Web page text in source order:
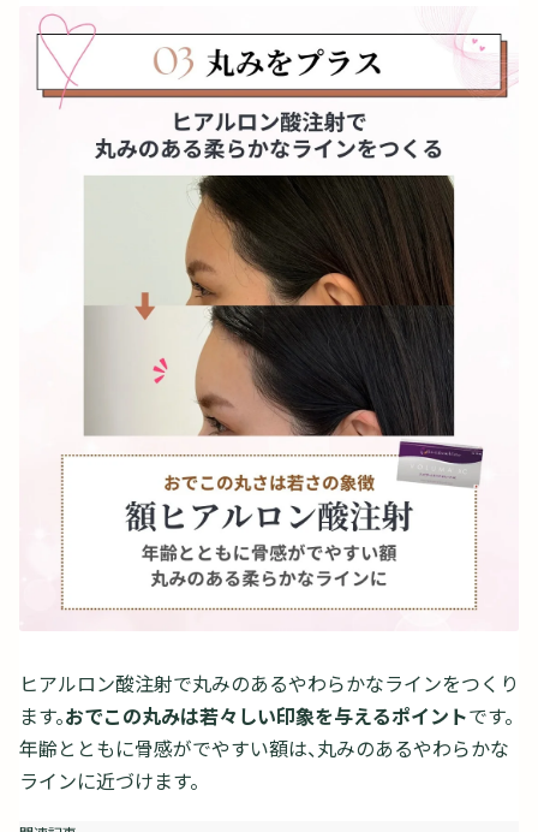
ヒアルロン酸注射で丸みのあるやわらかなラインをつくり
ます。おでこの丸みは若々しい印象を与えるポイントです。
年齢とともに骨感がでやすい額は、丸みのあるやわらかな
ラインに近づけます。